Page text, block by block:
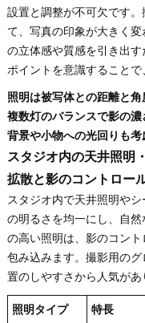
設置と調整が不可欠です
て、写真の印象が大きく
の立体感や質感を引き出
ポイントを意識することで
照明は被写体との距離と
複数灯のバランスで影の濃
背景や小物への光回りも考
スタジオ内の天井照明
拡散と影のコントロー
スタジオ内で天井照明や
の明るさを均一にし、自
の高い照明は、影のコン
包み込みます。撮影用の
置のしやすさから人気があ
照明タイプ 特長